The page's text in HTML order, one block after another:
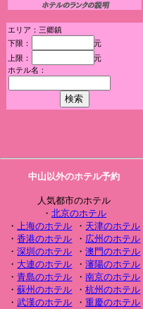
エリア：三郷鎮
下限：
元
上限：
元
ホテル名：
中山以外のホテル予約
人気都市のホテル
・ 北京のホテル
・上海のホテル ・ 天津のホテル
・香港のホテル ・ 広州のホテル
・深圳のホテル ・澳門のホテル
・ 大連のホテル ・瀋陽のホテル
・青島のホテル ・南京のホテル
・蘇州のホテル ・杭州のホテル
・武漢のホテル ・重慶のホテル